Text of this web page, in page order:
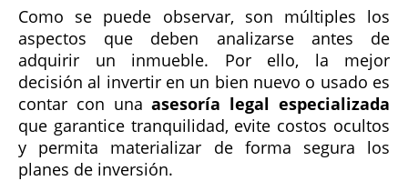
Como se puede observar, son múltiples los
aspectos que deben analizarse antes de
adquirir un inmueble. Por ello, la mejor
decisión al invertir en un bien nuevo o usado es
contar con unaasesoría legal especializada
que garantice tranquilidad, evite costos ocultos
y permita materializar de forma segura los
planes de inversión.